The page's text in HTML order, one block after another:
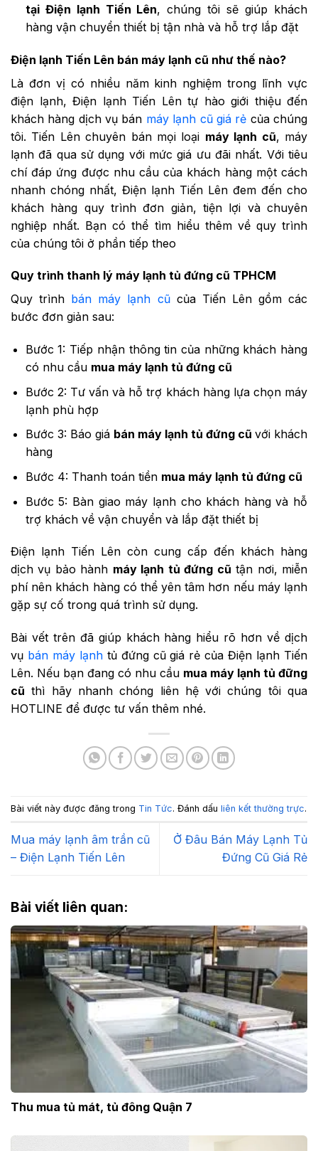
tại Điện lạnh Tiến Lên, chúng tôi sẽ giúp khách
hàng vận chuyển thiết bị tận nhà và hỗ trợ lắp đặt
Điện lạnh Tiến Lên bán máy lạnh cũ như thế nào?
Là đơn vị có nhiều năm kinh nghiệm trong lĩnh vực
điện lạnh, Điện lạnh Tiến Lên tự hào giới thiệu đến
khách hàng dịch vụ bán máy lạnh cũ giá rẻ của chúng
tôi. Tiến Lên chuyên bán mọi loại máy lạnh cũ, máy
lạnh đã qua sử dụng với mức giá ưu đãi nhất. Với tiêu
chí đáp ứng được nhu cầu của khách hàng một cách
nhanh chóng nhất, Điện lạnh Tiến Lên đem đến cho
khách hàng quy trình đơn giản, tiện lợi và chuyên
nghiệp nhất. Bạn có thể tìm hiểu thêm về quy trình
của chúng tôi ở phần tiếp theo
Quy trình thanh lý máy lạnh tủ đứng cũ TPHCM
Quy trình bán máy lạnh cũcủa Tiến Lên gồm các
bước đơn giản sau:
Bước 1: Tiếp nhận thông tin của những khách hàng
có nhu cầu mua máy lạnh tủ đứng cũ
Bước 2: Tư vấn và hỗ trợ khách hàng lựa chọn máy
lạnh phù hợp
Bước 3: Báo giá bán máy lạnh tủ đứng cũ với khách
hàng
Bước 4: Thanh toán tiền mua máy lạnh tủ đứng cũ
Bước 5: Bàn giao máy lạnh cho khách hàng và hỗ
trợ khách về vận chuyển và lắp đặt thiết bị
Điện lạnh Tiến Lên còn cung cấp đến khách hàng
dịch vụ bảo hành máy lạnh tủ đứng cũ tận nơi, miễn
phí nên khách hàng có thể yên tâm hơn nếu máy lạnh
gặp sự cố trong quá trình sử dụng.
Bài vết trên đã giúp khách hàng hiểu rõ hơn về dịch
vụ bán máy lạnhtủ đứng cũ giá rẻ của Điện lạnh Tiến
Lên. Nếu bạn đang có nhu cầu mua máy lạnh tủ đững
cũ thì hãy nhanh chóng liên hệ với chúng tôi qua
HOTLINE để được tư vấn thêm nhé.
Bài viết này được đăng trong Tin Tức. Đánh dấu liên kết thường trực.
Mua máy lạnh âm trần cũ
– Điện Lạnh Tiến Lên
Ở Đâu Bán Máy Lạnh Tủ
Đứng Cũ Giá Rẻ
Bài viết liên quan:
Thu mua tủ mát, tủ đông Quận 7